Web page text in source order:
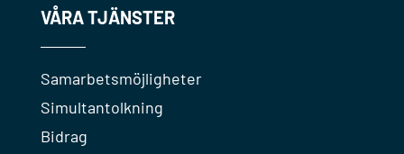
VÅRA TJÄNSTER
Samarbetsmöjligheter
Simultantolkning
Bidrag